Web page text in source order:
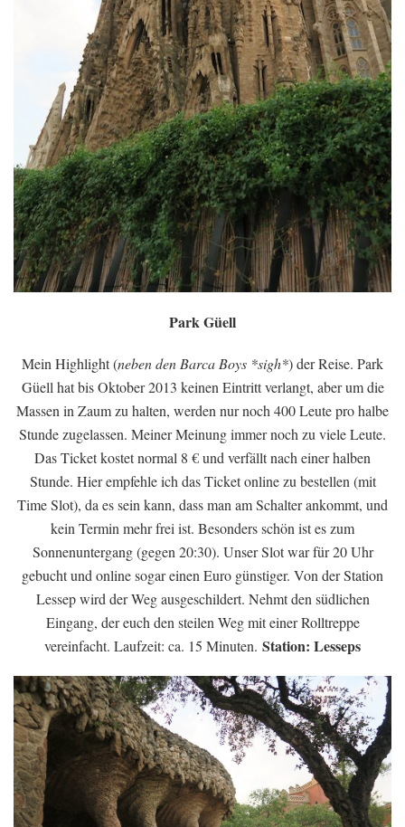
Park Güell
Mein Highlight (neben den Barca Boys *sigh*) der Reise. Park
Güell hat bis Oktober 2013 keinen Eintritt verlangt, aber um die
Massen in Zaum zu halten, werden nur noch 400 Leute pro halbe
Stunde zugelassen. Meiner Meinung immer noch zu viele Leute.
Das Ticket kostet normal 8 € und verfällt nach einer halben
Stunde. Hier empfehle ich das Ticket online zu bestellen (mit
Time Slot), da es sein kann, dass man am Schalter ankommt, und
kein Termin mehr frei ist. Besonders schön ist es zum
Sonnenuntergang (gegen 20:30). Unser Slot war für 20 Uhr
gebucht und online sogar einen Euro günstiger. Von der Station
Lessep wird der Weg ausgeschildert. Nehmt den südlichen
Eingang, der euch den steilen Weg mit einer Rolltreppe
vereinfacht. Laufzeit: ca. 15 Minuten. Station: Lesseps